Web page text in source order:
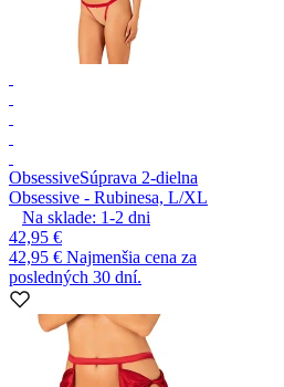
ObsessiveSúprava 2-dielna
Obsessive - Rubinesa, L/XL
Na sklade: 1-2 dni
42,95 €
42,95 € Najmenšia cena za
posledných 30 dní.